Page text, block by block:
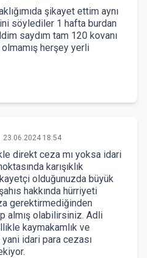
şikayet ettim aynı
söylediler 1 hafta burdan
saydım tam 120 kovanı
herşey yerli
23.06.2024 18:54
direkt ceza mı yoksa idari
karışıklık
olduğunuzda büyük
hakkında hürriyeti
gerektirmediğinden
almış olabilirsiniz. Adli
kaymakamlık ve
idari para cezası